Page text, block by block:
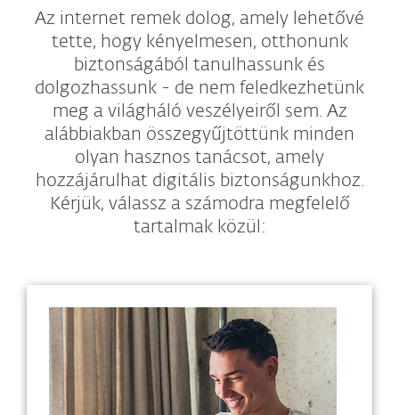
Az internet remek dolog, amely lehetővé
tette, hogy kényelmesen, otthonunk
biztonságából tanulhassunk és
dolgozhassunk - de nem feledkezhetünk
meg a világháló veszélyeiről sem. Az
alábbiakban összegyűjtöttünk minden
olyan hasznos tanácsot, amely
hozzájárulhat digitális biztonságunkhoz.
Kérjük, válassz a számodra megfelelő
tartalmak közül: